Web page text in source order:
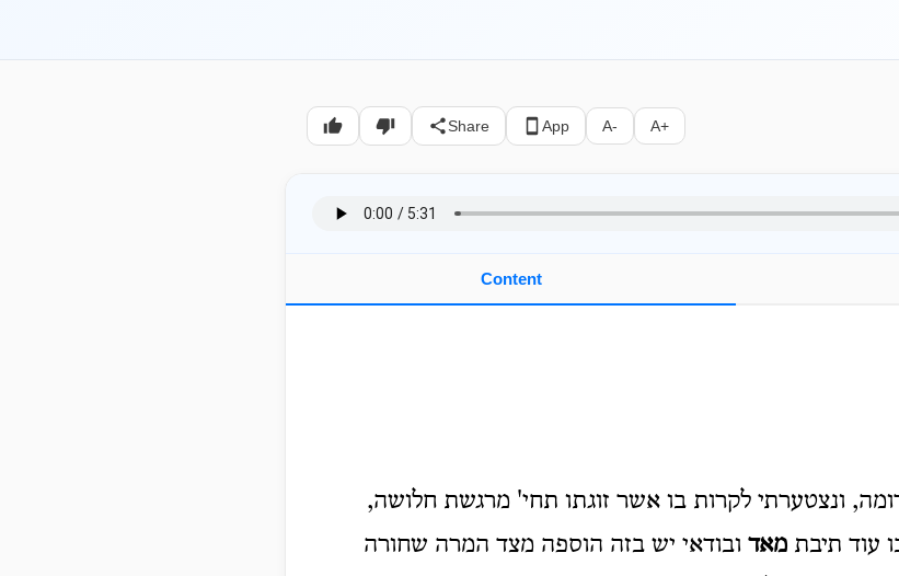
Share App A- A+
Content
ונצטערתי לקרות בו אשר זוגתו תחי' מרגשת חלושה,
עוד תיבת מאד ובודאי יש בזה הוספה מצד המרה שחורה